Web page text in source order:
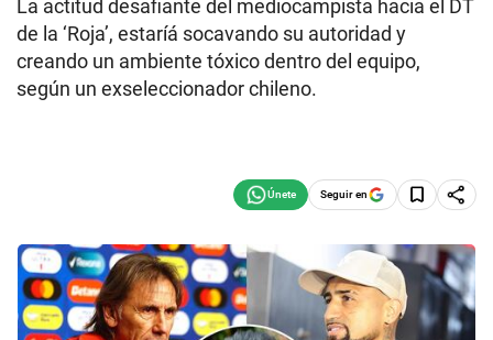
La actitud desafiante del mediocampista hacia el DT
de la ‘Roja’, estaríá socavando su autoridad y
creando un ambiente tóxico dentro del equipo,
según un exseleccionador chileno.
Seguir en